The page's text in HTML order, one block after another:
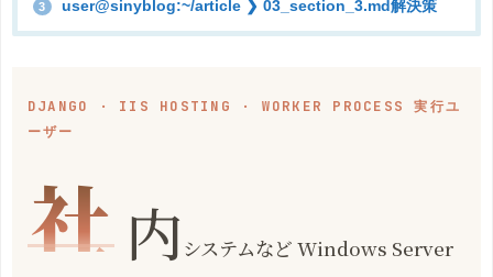
3 user@sinyblog:~/article ❯ 03_section_3.md解決策
DJANGO · IIS HOSTING · WORKER PROCESS 実行ユ
ーザー
社 内システムなど Windows Server